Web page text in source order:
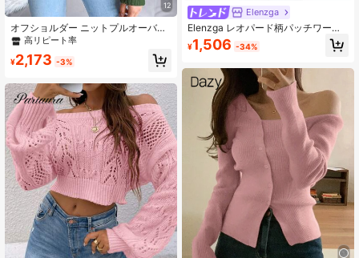
12
オフショルダー ニットプルオーバー
トップス ロング丈 無地 長袖 カジュ
高リピート率
¥2,173 -3%
Elenzga
Elenzga レオパード柄パッチワーク
パール ボタン ラグラン袖 フィット
ニットセーター レディース ファッシ
¥1,506 -34%